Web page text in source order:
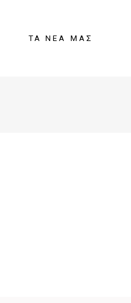
ΤΑ ΝΈΑ ΜΑΣ